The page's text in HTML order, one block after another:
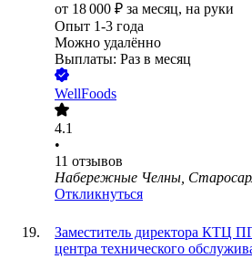
от 18 000 ₽ за месяц, на руки
Опыт 1-3 года
Можно удалённо
Выплаты: Раз в месяц
WellFoods
4.1
•
11 отзывов
Набережные Челны,
Откликнуться
Заместитель директора КТЦ
центра технического